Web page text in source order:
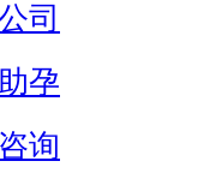
司
孕
询